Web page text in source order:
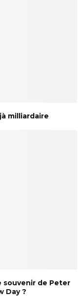
milliardaire
souvenir de Peter
Day ?